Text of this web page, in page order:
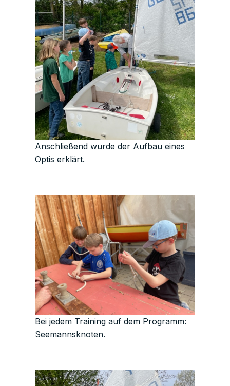
Anschließend wurde der Aufbau eines
Optis erklärt.
Bei jedem Training auf dem Programm:
Seemannsknoten.